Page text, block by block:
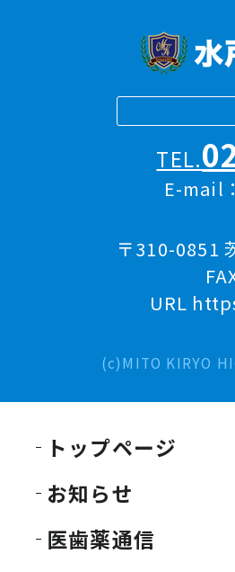
TEL.
E-mail：
〒310-0851
URL
(c)MITO KIRYO
トップページ
お知らせ
医歯薬通信